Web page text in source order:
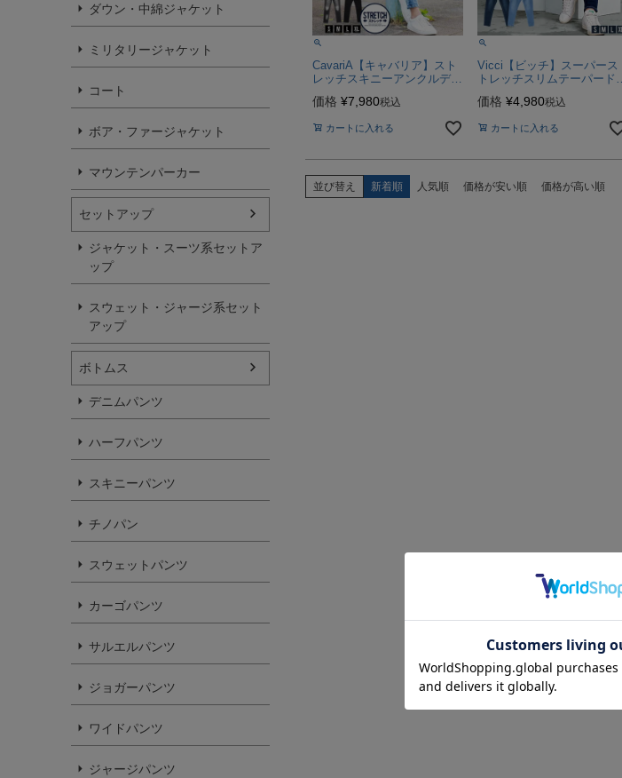
ダウン・中綿ジャケット
ミリタリージャケット
コート
ボア・ファージャケット
マウンテンパーカー
セットアップ
ジャケット・スーツ系セットア
ップ
スウェット・ジャージ系セット
アップ
ボトムス
デニムパンツ
ハーフパンツ
スキニーパンツ
チノパン
スウェットパンツ
カーゴパンツ
サルエルパンツ
ジョガーパンツ
ワイドパンツ
ジャージパンツ
CavariA【キャバリア】スト
レッチスキニーアンクルデニ
価格 ¥7,980税込
カートに入れる
Vicci【ビッチ】スーパース
トレッチスリムテーパードパ
価格 ¥4,980税込
カートに入れる
並び替え 新着順 人気順 価格が安い順 価格が高い順